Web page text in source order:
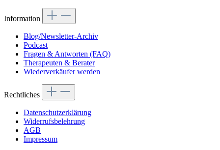
Information
Blog/Newsletter-Archiv
Podcast
Fragen & Antworten (FAQ)
Therapeuten & Berater
Wiederverkäufer werden
Rechtliches
Datenschutzerklärung
Widerrufsbelehrung
AGB
Impressum